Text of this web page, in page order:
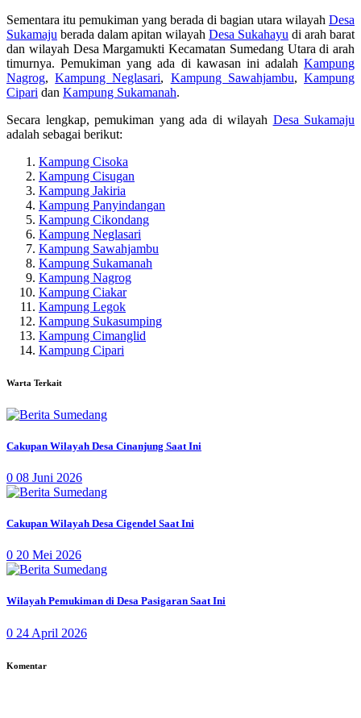
Sementara itu pemukiman yang berada di bagian utara wilayah Desa
Sukamaju berada dalam apitan wilayah Desa Sukahayu di arah barat
dan wilayah Desa Margamukti Kecamatan Sumedang Utara di arah
timurnya. Pemukiman yang ada di kawasan ini adalah Kampung
Nagrog,Kampung Neglasari, Kampung Sawahjambu,Kampung
Cipari dan Kampung Sukamanah.
Secara lengkap, pemukiman yang ada di wilayah Desa Sukamaju
adalah sebagai berikut:
Kampung Cisoka
Kampung Cisugan
Kampung Jakiria
Kampung Panyindangan
Kampung Cikondang
Kampung Neglasari
Kampung Sawahjambu
Kampung Sukamanah
Kampung Nagrog
Kampung Ciakar
Kampung Legok
Kampung Sukasumping
Kampung Cimanglid
Kampung Cipari
Warta Terkait
Cakupan Wilayah Desa Cinanjung Saat Ini
0 08 Juni 2026
Cakupan Wilayah Desa Cigendel Saat Ini
0 20 Mei 2026
Wilayah Pemukiman di Desa Pasigaran Saat Ini
0 24 April 2026
Komentar